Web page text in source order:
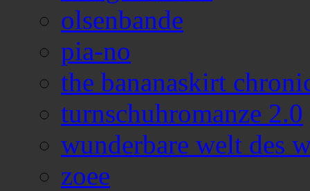
olsenbande
pia-no
the bananaskirt
turnschuhromanze 2.0
wunderbare welt des
zoee